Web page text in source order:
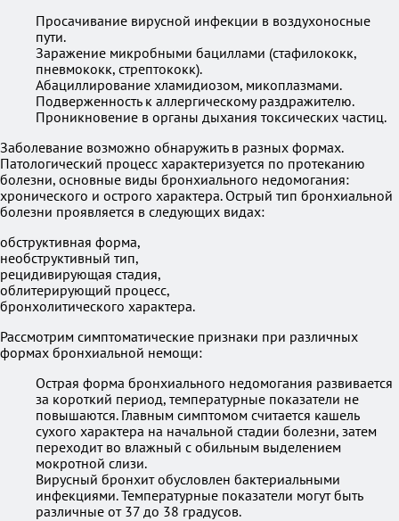
Просачивание вирусной инфекции в воздухоносные
пути.
Заражение микробными бациллами (стафилококк,
пневмококк, стрептококк).
Абациллирование хламидиозом, микоплазмами.
Подверженность к аллергическому раздражителю.
Проникновение в органы дыхания токсических частиц.
Заболевание возможно обнаружить в разных формах.
Патологический процесс характеризуется по протеканию
болезни, основные виды бронхиального недомогания:
хронического и острого характера. Острый тип бронхиальной
болезни проявляется в следующих видах:
обструктивная форма,
необструктивный тип,
рецидивирующая стадия,
облитерирующий процесс,
бронхолитического характера.
Рассмотрим симптоматические признаки при различных
формах бронхиальной немощи:
Острая форма бронхиального недомогания развивается
за короткий период, температурные показатели не
повышаются. Главным симптомом считается кашель
сухого характера на начальной стадии болезни, затем
переходит во влажный с обильным выделением
мокротной слизи.
Вирусный бронхит обусловлен бактериальными
инфекциями. Температурные показатели могут быть
различные от 37 до 38 градусов.